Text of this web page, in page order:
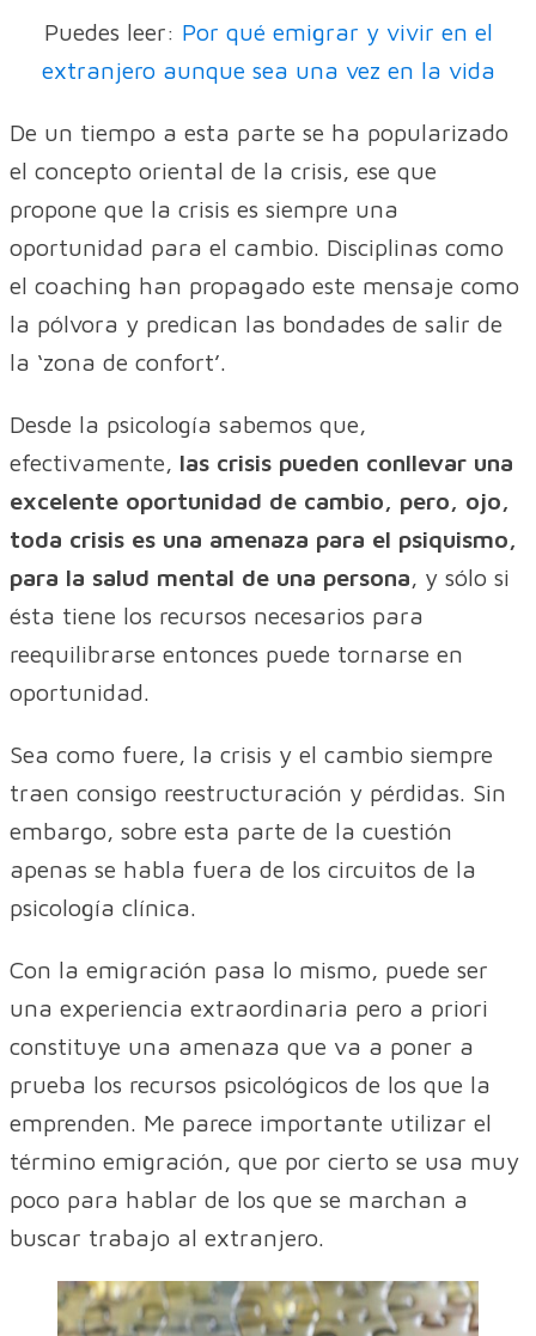
Puedes leer: Por qué emigrar y vivir en el
extranjero aunque sea una vez en la vida
De un tiempo a esta parte se ha popularizado
el concepto oriental de la crisis, ese que
propone que la crisis es siempre una
oportunidad para el cambio. Disciplinas como
el coaching han propagado este mensaje como
la pólvora y predican las bondades de salir de
la ‘zona de confort’.
Desde la psicología sabemos que,
efectivamente, las crisis pueden conllevar una
excelente oportunidad de cambio, pero, ojo,
toda crisis es una amenaza para el psiquismo,
para la salud mental de una persona, y sólo si
ésta tiene los recursos necesarios para
reequilibrarse entonces puede tornarse en
oportunidad.
Sea como fuere, la crisis y el cambio siempre
traen consigo reestructuración y pérdidas. Sin
embargo, sobre esta parte de la cuestión
apenas se habla fuera de los circuitos de la
psicología clínica.
Con la emigración pasa lo mismo, puede ser
una experiencia extraordinaria pero a priori
constituye una amenaza que va a poner a
prueba los recursos psicológicos de los que la
emprenden. Me parece importante utilizar el
término emigración, que por cierto se usa muy
poco para hablar de los que se marchan a
buscar trabajo al extranjero.